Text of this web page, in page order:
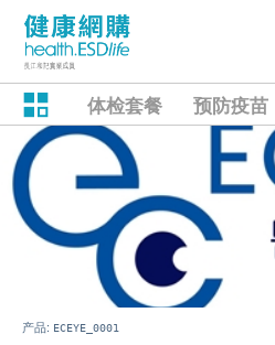
体检套餐 预防疫苗
产品: ECEYE_0001